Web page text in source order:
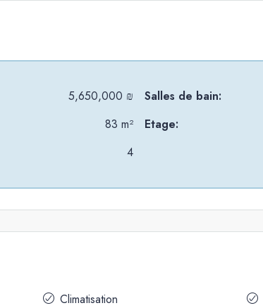
5,650,000 ₪
83 m²
4
Salles de bain:
Etage:
Climatisation